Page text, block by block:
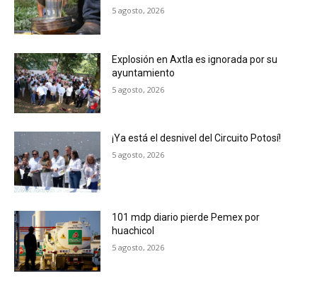
5 agosto, 2026
Explosión en Axtla es ignorada por su
ayuntamiento
5 agosto, 2026
¡Ya está el desnivel del Circuito Potosí!
5 agosto, 2026
101 mdp diario pierde Pemex por
huachicol
5 agosto, 2026